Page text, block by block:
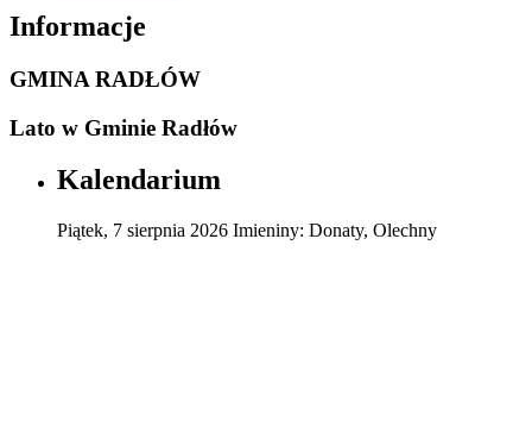
Informacje
GMINA RADŁÓW
Lato w Gminie Radłów
Kalendarium
Piątek, 7 sierpnia 2026 Imieniny: Donaty, Olechny